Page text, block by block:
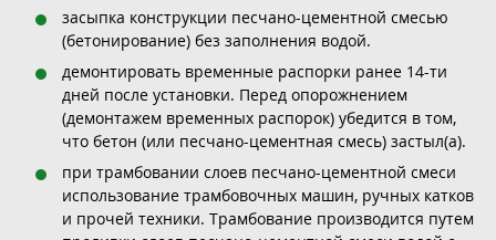
засыпка конструкции песчано-цементной смесью
(бетонирование) без заполнения водой.
демонтировать временные распорки ранее 14-ти
дней после установки. Перед опорожнением
(демонтажем временных распорок) убедится в том,
что бетон (или песчано-цементная смесь) застыл(а).
при трамбовании слоев песчано-цементной смеси
использование трамбовочных машин, ручных катков
и прочей техники. Трамбование производится путем